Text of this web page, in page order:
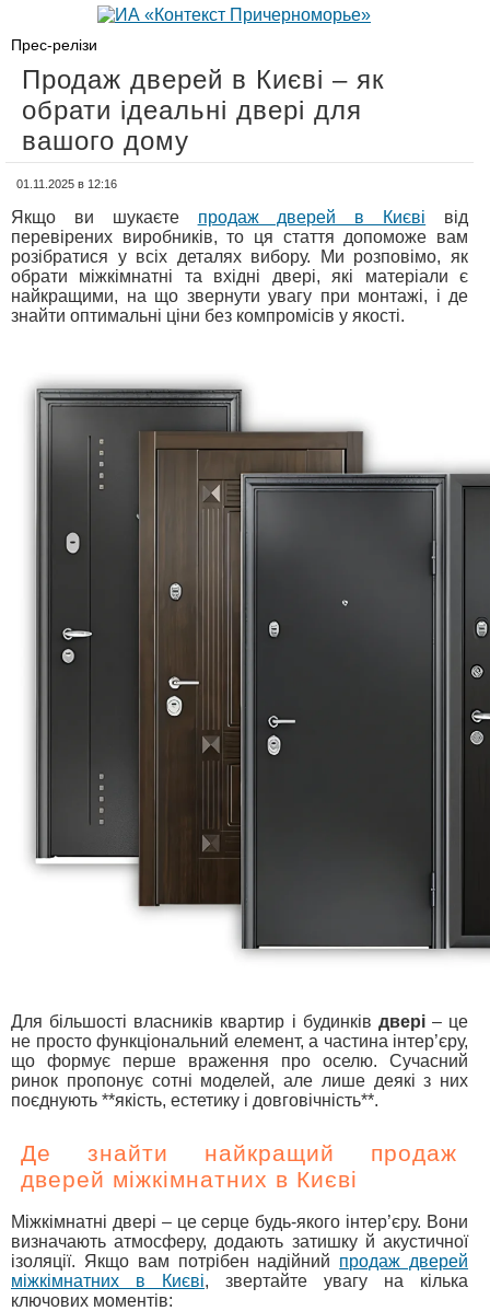
Прес-релізи
Продаж дверей в Києві – як
обрати ідеальні двері для
вашого дому
01.11.2025 в 12:16
Якщо ви шукаєте продаж дверей в Києві від
перевірених виробників, то ця стаття допоможе вам
розібратися у всіх деталях вибору. Ми розповімо, як
обрати міжкімнатні та вхідні двері, які матеріали є
найкращими, на що звернути увагу при монтажі, і де
знайти оптимальні ціни без компромісів у якості.
Для більшості власників квартир і будинків двері– це
не просто функціональний елемент, а частина інтер’єру,
що формує перше враження про оселю. Сучасний
ринок пропонує сотні моделей, але лише деякі з них
поєднують **якість, естетику і довговічність**.
Де знайти найкращий продаж
дверей міжкімнатних в Києві
Міжкімнатні двері – це серце будь-якого інтер’єру. Вони
визначають атмосферу, додають затишку й акустичної
ізоляції. Якщо вам потрібен надійний продаж дверей
міжкімнатних в Києві, звертайте увагу на кілька
ключових моментів: